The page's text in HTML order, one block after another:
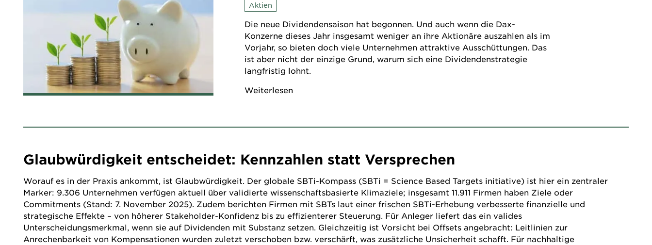
Aktien
Die neue Dividendensaison hat begonnen. Und auch wenn die Dax-
Konzerne dieses Jahr insgesamt weniger an ihre Aktionäre auszahlen als im
Vorjahr, so bieten doch viele Unternehmen attraktive Ausschüttungen. Das
ist aber nicht der einzige Grund, warum sich eine Dividendenstrategie
langfristig lohnt.
Weiterlesen
Glaubwürdigkeit entscheidet: Kennzahlen statt Versprechen
Worauf es in der Praxis ankommt, ist Glaubwürdigkeit. Der globale SBTi-Kompass (SBTi = Science Based Targets initiative) ist hier ein zentraler
Marker: 9.306 Unternehmen verfügen aktuell über validierte wissenschaftsbasierte Klimaziele; insgesamt 11.911 Firmen haben Ziele oder
Commitments (Stand: 7. November 2025). Zudem berichten Firmen mit SBTs laut einer frischen SBTi-Erhebung verbesserte finanzielle und
strategische Effekte – von höherer Stakeholder-Konfidenz bis zu effizienterer Steuerung. Für Anleger liefert das ein valides
Unterscheidungsmerkmal, wenn sie auf Dividenden mit Substanz setzen. Gleichzeitig ist Vorsicht bei Offsets angebracht: Leitlinien zur
Anrechenbarkeit von Kompensationen wurden zuletzt verschoben bzw. verschärft, was zusätzliche Unsicherheit schafft. Für nachhaltige